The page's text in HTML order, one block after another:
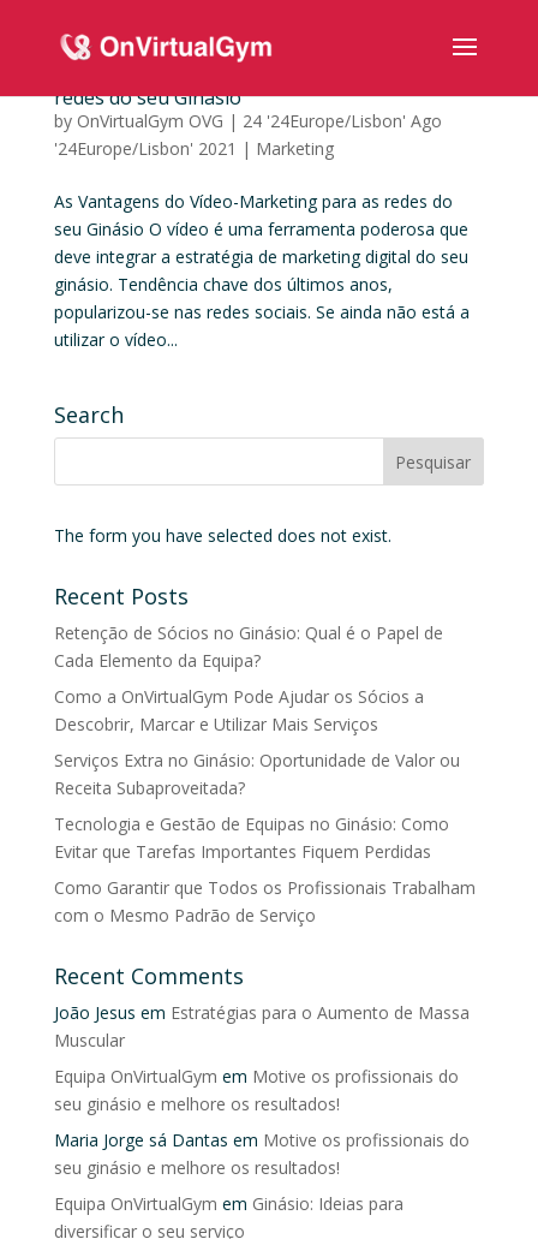
redes do seu Ginásio
by OnVirtualGym OVG | 24 '24Europe/Lisbon' Ago
'24Europe/Lisbon' 2021 | Marketing
As Vantagens do Vídeo-Marketing para as redes do
seu Ginásio O vídeo é uma ferramenta poderosa que
deve integrar a estratégia de marketing digital do seu
ginásio. Tendência chave dos últimos anos,
popularizou-se nas redes sociais. Se ainda não está a
utilizar o vídeo...
Search
The form you have selected does not exist.
Recent Posts
Retenção de Sócios no Ginásio: Qual é o Papel de
Cada Elemento da Equipa?
Como a OnVirtualGym Pode Ajudar os Sócios a
Descobrir, Marcar e Utilizar Mais Serviços
Serviços Extra no Ginásio: Oportunidade de Valor ou
Receita Subaproveitada?
Tecnologia e Gestão de Equipas no Ginásio: Como
Evitar que Tarefas Importantes Fiquem Perdidas
Como Garantir que Todos os Profissionais Trabalham
com o Mesmo Padrão de Serviço
Recent Comments
João Jesus em Estratégias para o Aumento de Massa
Muscular
Equipa OnVirtualGym em Motive os profissionais do
seu ginásio e melhore os resultados!
Maria Jorge sá Dantas em Motive os profissionais do
seu ginásio e melhore os resultados!
Equipa OnVirtualGym em Ginásio: Ideias para
diversificar o seu serviço